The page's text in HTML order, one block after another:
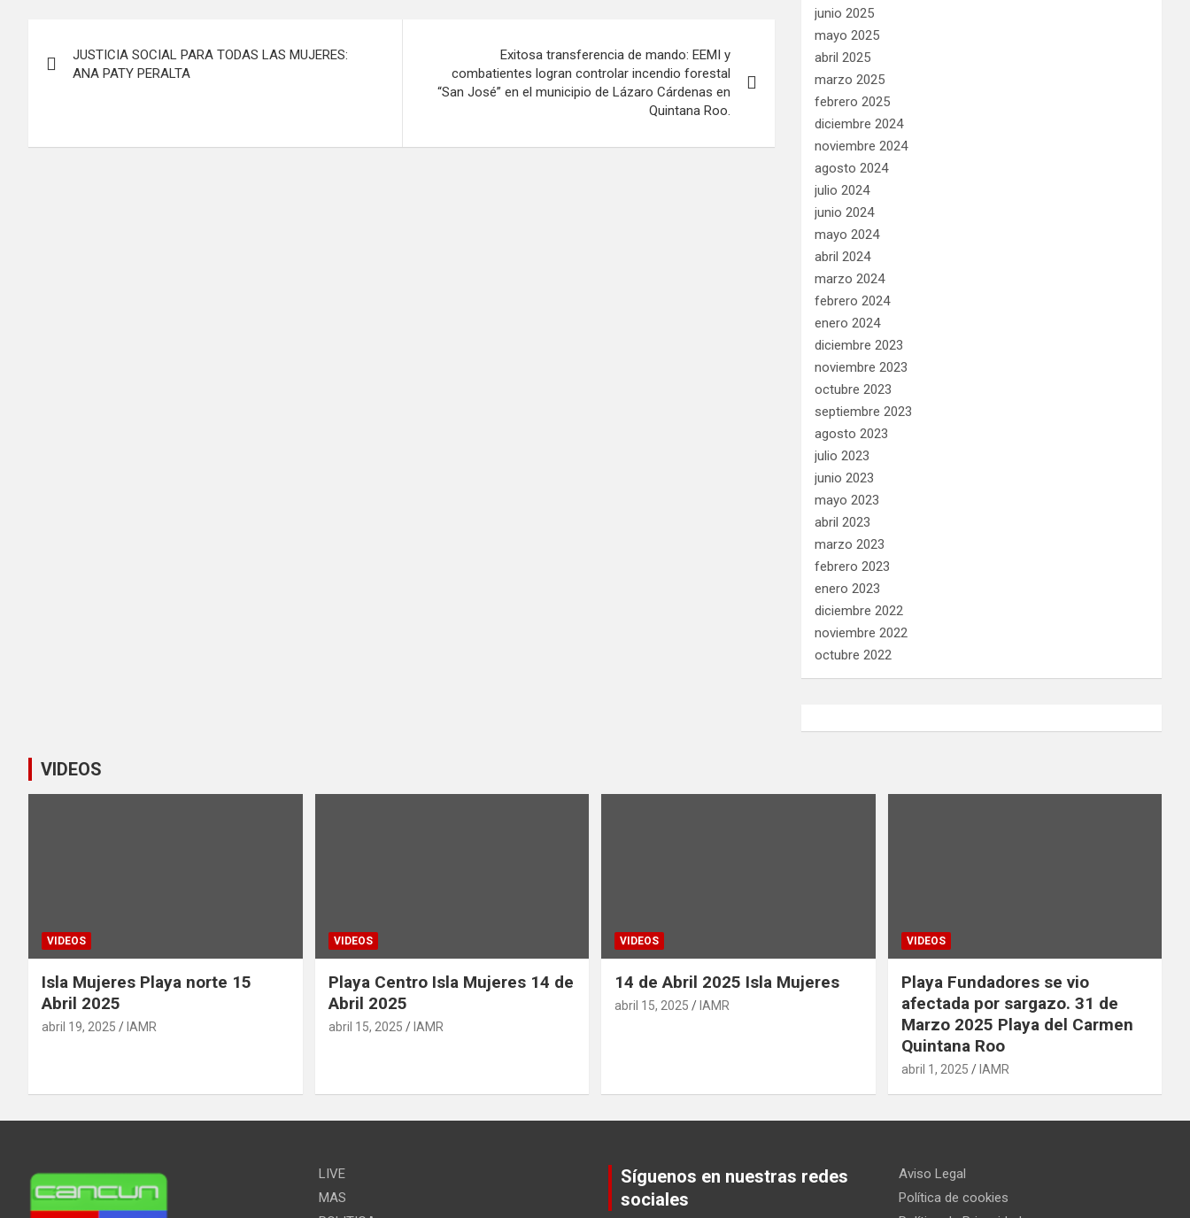
de
JUSTICIA SOCIAL PARA TODAS LAS MUJERES:
ANA PATY PERALTA
Exitosa transferencia de mando: EEMI y
combatientes logran controlar incendio forestal
“San José” en el municipio de Lázaro Cárdenas en
Quintana Roo.
junio 2025
mayo 2025
abril 2025
marzo 2025
febrero 2025
diciembre 2024
noviembre 2024
agosto 2024
julio 2024
junio 2024
mayo 2024
abril 2024
marzo 2024
febrero 2024
enero 2024
diciembre 2023
noviembre 2023
octubre 2023
septiembre 2023
agosto 2023
julio 2023
junio 2023
mayo 2023
abril 2023
marzo 2023
febrero 2023
enero 2023
diciembre 2022
noviembre 2022
octubre 2022
VIDEOS
VIDEOS
Isla Mujeres Playa norte 15
Abril 2025
abril 19, 2025 IAMR
VIDEOS
Playa Centro Isla Mujeres 14 de
Abril 2025
abril 15, 2025 IAMR
VIDEOS
14 de Abril 2025 Isla Mujeres
abril 15, 2025 IAMR
VIDEOS
Playa Fundadores se vio
afectada por sargazo. 31 de
Marzo 2025 Playa del Carmen
Quintana Roo
abril 1, 2025 IAMR
LIVE
MAS
Síguenos en nuestras redes
sociales
Aviso Legal
Política de cookies